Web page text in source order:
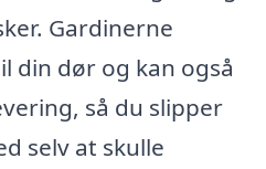
Gardinerne
din dør og kan også
så du slipper
selv at skulle